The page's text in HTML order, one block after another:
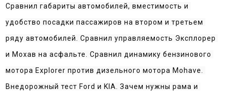
Сравнил габариты автомобилей, вместимость и
удобство посадки пассажиров на втором и третьем
ряду автомобилей. Сравнил управляемость Эксплорер
и Мохав на асфальте. Сравнил динамику бензинового
мотора Explorer против дизельного мотора Mohave.
Внедорожный тест Ford и KIA. Зачем нужны рама и